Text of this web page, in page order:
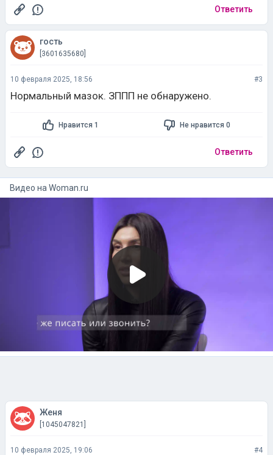
Ответить
гость
[3601635680]
10 февраля 2025, 18:56 #3
Нормальный мазок. ЗППП не обнаружено.
Нравится 1 Не нравится 0
Ответить
Видео на woman.ru
Женя
[1045047821]
10 февраля 2025, 19:06 #4